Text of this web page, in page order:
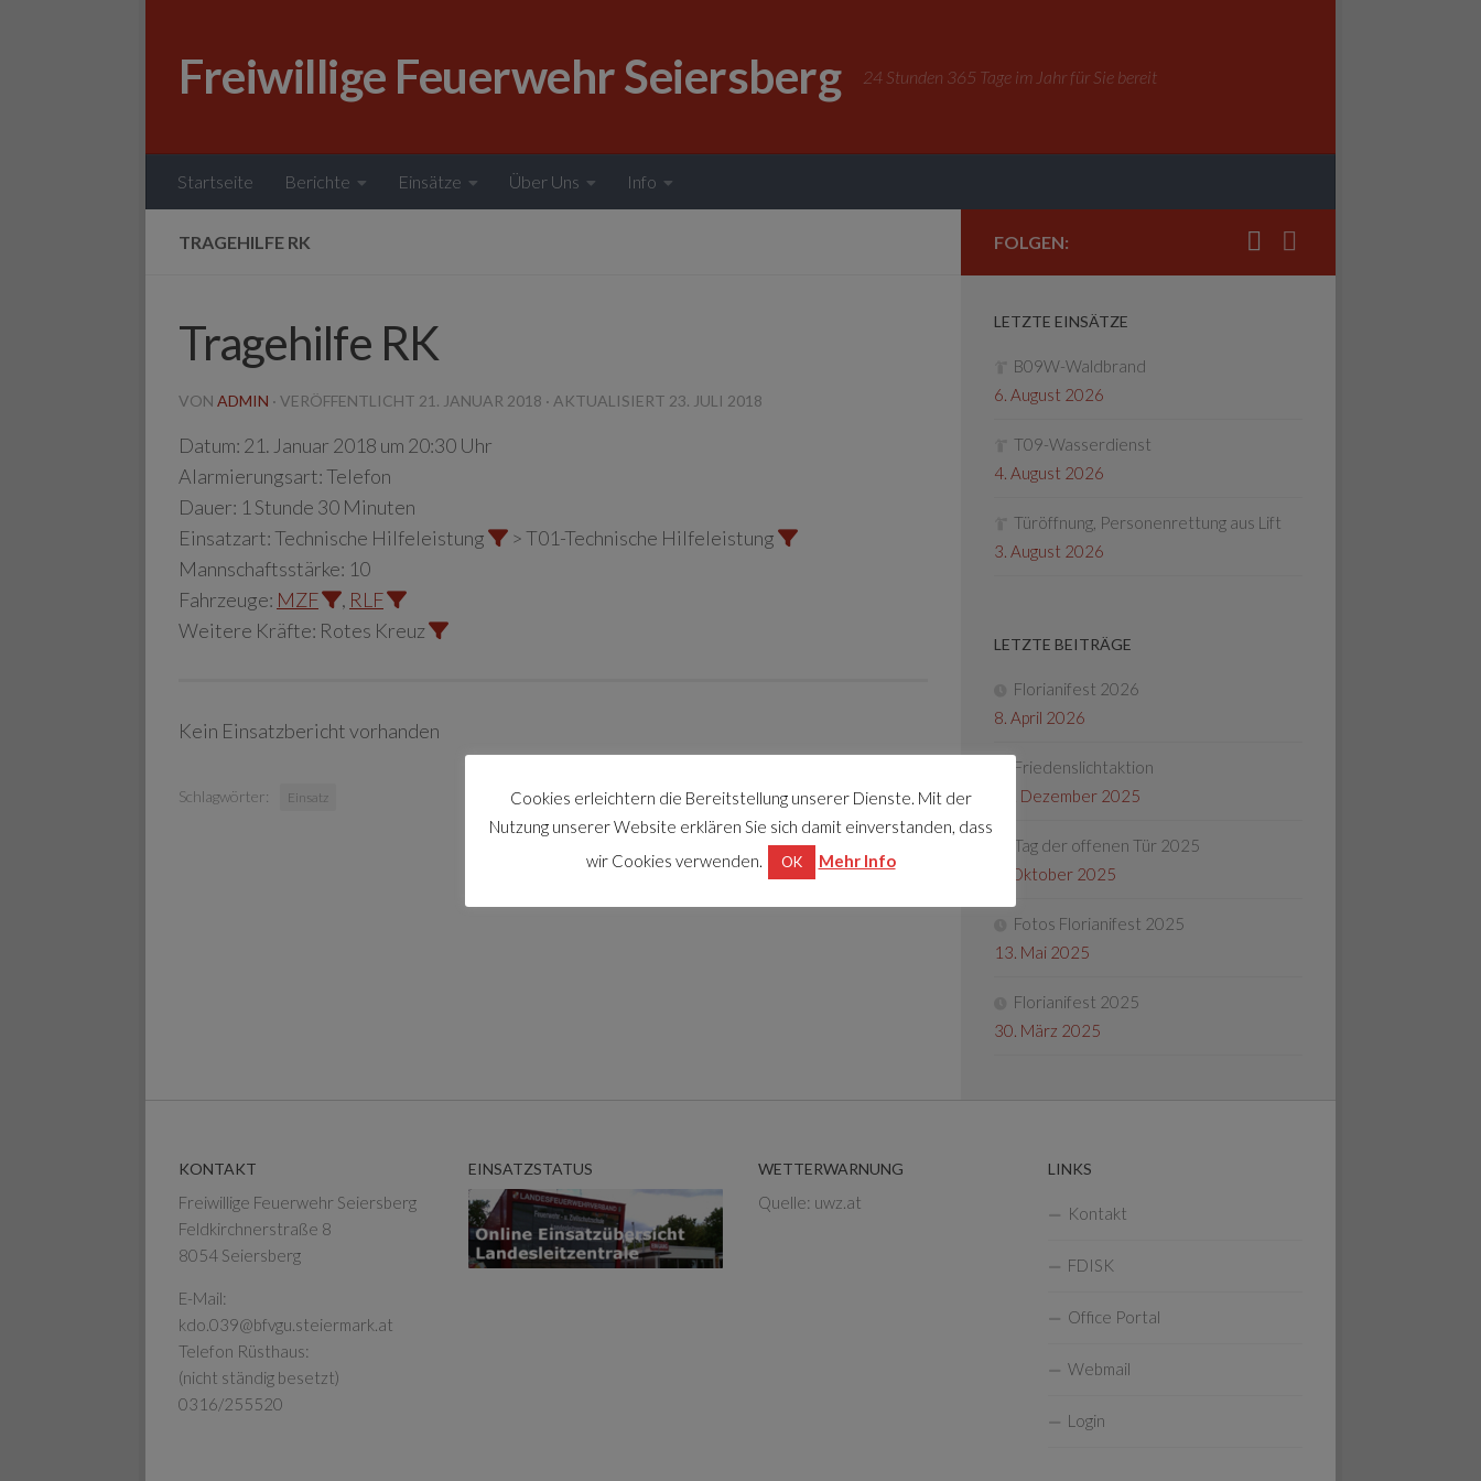
Freiwillige Feuerwehr Seiersberg 24 Stunden 365 Tage im Jahr für Sie bereit
Startseite Berichte Einsätze Über Uns Info
TRAGEHILFE RK
Tragehilfe RK
VON ADMIN · VERÖFFENTLICHT 21. JANUAR 2018 · AKTUALISIERT 23. JULI 2018
Datum: 21. Januar 2018 um 20:30 Uhr
Alarmierungsart:Telefon
Dauer: 1 Stunde 30 Minuten
Einsatzart:Technische Hilfeleistung
> T01-Technische Hilfeleistung
Mannschaftsstärke: 10
Fahrzeuge: MZF , RLF
Weitere Kräfte: Rotes Kreuz
Kein Einsatzbericht vorhanden
Schlagwörter: Einsatz
FOLGEN:
LETZTE EINSÄTZE
B09W-Waldbrand
6. August 2026
T09-Wasserdienst
4. August 2026
Türöffnung, Personenrettung aus Lift
3. August 2026
LETZTE BEITRÄGE
Florianifest 2026
8. April 2026
Friedenslichtaktion
22. Dezember 2025
Tag der offenen Tür 2025
4. Oktober 2025
Fotos Florianifest 2025
13. Mai 2025
Florianifest 2025
30. März 2025
KONTAKT
Freiwillige Feuerwehr Seiersberg
Feldkirchnerstraße 8
8054 Seiersberg
E-Mail:
kdo.039@bfvgu.steiermark.at
Telefon Rüsthaus:
(nicht ständig besetzt)
0316/255520
EINSATZSTATUS WETTERWARNUNG
Quelle: uwz.at
LINKS
Kontakt
FDISK
Office Portal
Webmail
Login
Cookies erleichtern die Bereitstellung unserer Dienste. Mit der
Nutzung unserer Website erklären Sie sich damit einverstanden, dass
wir Cookies verwenden.
OK Mehr Info